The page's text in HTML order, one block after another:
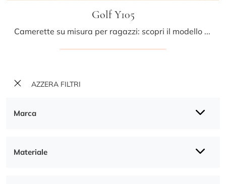
AZZERA FILTRI
Marca
Materiale
Golf Y105
Camerette su misura per ragazzi: scopri il modello in melaminico Golf Y105 di Colombini Casa per stanzette moderne.